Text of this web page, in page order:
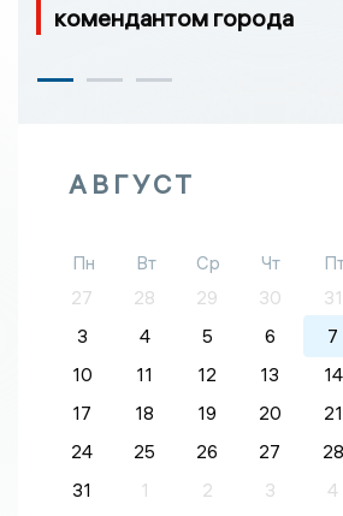
комендантом города
АВГУСТ
Пн Вт Ср Чт
27
28 29 30 31
3
4 5 6 7
10
11 12 13 14
17
18 19 20 21
24
25 26 27 28
31
1 2 3 4